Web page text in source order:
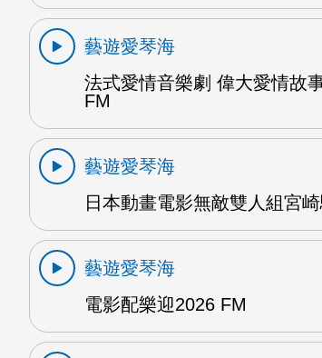
藝遊愛琴海
法式愛情音樂劇 偉大愛情故
FM
藝遊愛琴海
日本動畫電影無敵雙人組宮
藝遊愛琴海
電影配樂迎2026 FM